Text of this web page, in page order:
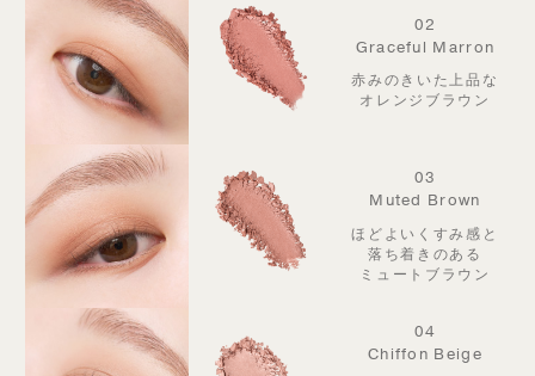
02
Graceful Marron
赤みのきいた上品な
オレンジブラウン
03
Muted Brown
ほどよいくすみ感と
落ち着きのある
ミュートブラウン
04
Chiffon Beige